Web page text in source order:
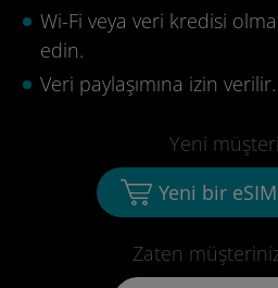
Wi-Fi veya veri kredisi
edin.
Veri paylaşımına izin verilir.
Zaten
Yeni
Yeni bir